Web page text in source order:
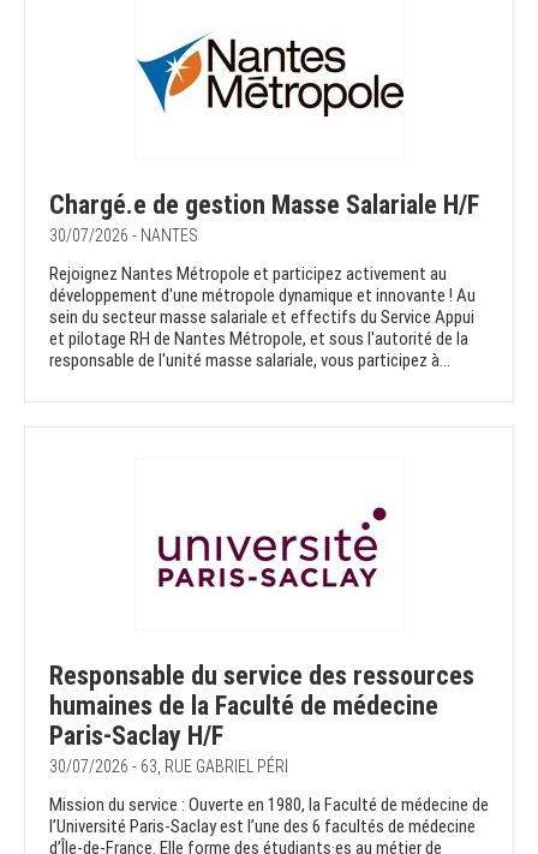
Chargé.e de gestion Masse Salariale H/F
30/07/2026 - NANTES
Rejoignez Nantes Métropole et participez activement au
développement d'une métropole dynamique et innovante ! Au
sein du secteur masse salariale et effectifs du Service Appui
et pilotage RH de Nantes Métropole, et sous l'autorité de la
responsable de l'unité masse salariale, vous participez à...
Responsable du service des ressources
humaines de la Faculté de médecine
Paris-Saclay H/F
30/07/2026 - 63, RUE GABRIEL PÉRI
Mission du service : Ouverte en 1980, la Faculté de médecine de
l’Université Paris-Saclay est l’une des 6 facultés de médecine
d’Île-de-France. Elle forme des étudiants·es au métier de